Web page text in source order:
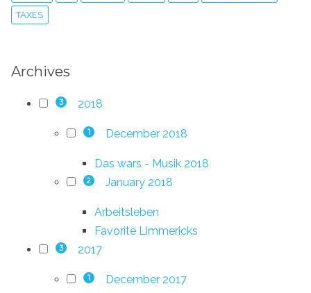
TAXES
Archives
3 2018
1 December 2018
Das wars - Musik 2018
2 January 2018
Arbeitsleben
Favorite Limmericks
3 2017
1 December 2017